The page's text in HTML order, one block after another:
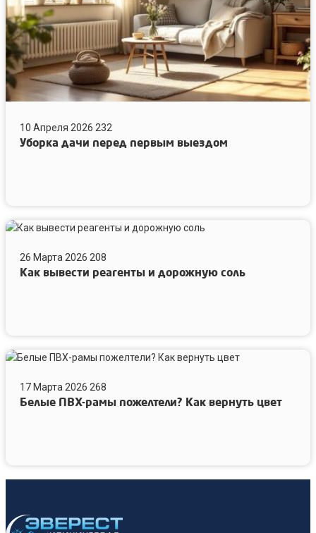
10 Апреля 2026 232
Уборка дачи перед первым выездом
Как
реагенты
26 Марта 2026 208
Как вывести реагенты и дорожную соль
Белые
рамы
пожелтели?
17 Марта 2026 268
Белые ПВХ-рамы пожелтели? Как вернуть цвет